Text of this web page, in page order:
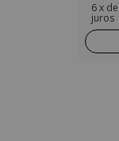
6x de
juros